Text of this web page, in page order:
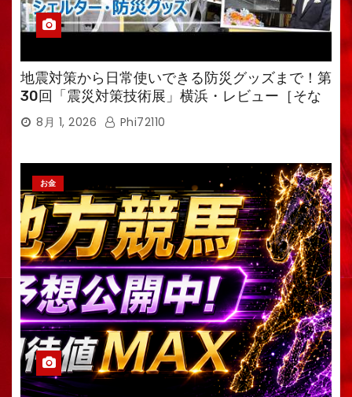
地震対策から日常使いできる防災グッズまで！第
30回「震災対策技術展」横浜・レビュー［そな
えるTV・高荷智也］
8月 1, 2026 Phi72110
お金